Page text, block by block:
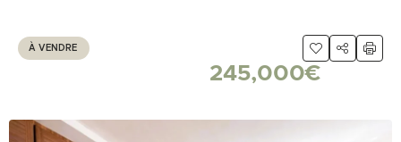
À VENDRE
245,000€